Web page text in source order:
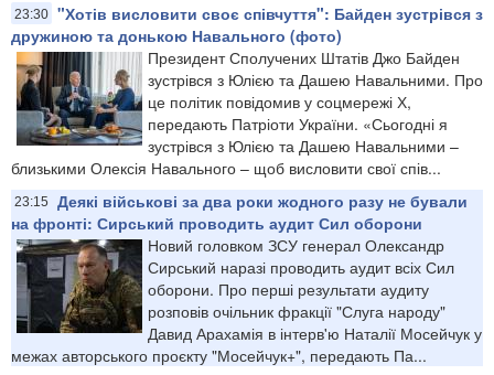
23:30 "Хотів висловити своє співчуття": Байден зустрівся з
дружиною та донькою Навального (фото)
Президент Сполучених Штатів Джо Байден
зустрівся з Юлією та Дашею Навальними. Про
це політик повідомив у соцмережі Х,
передають Патріоти України. «Сьогодні я
зустрівся з Юлією та Дашею Навальними –
близькими Олексія Навального – щоб висловити свої спів...
23:15
Деякі військові за два роки жодного разу не бували
на фронті: Сирський проводить аудит Сил оборони
Новий головком ЗСУ генерал Олександр
Сирський наразі проводить аудит всіх Сил
оборони. Про перші результати аудиту
розповів очільник фракції "Слуга народу"
Давид Арахамія в інтерв'ю Наталії Мосейчук у
межах авторського проєкту "Мосейчук+", передають Па...